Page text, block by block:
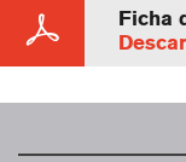
Ficha